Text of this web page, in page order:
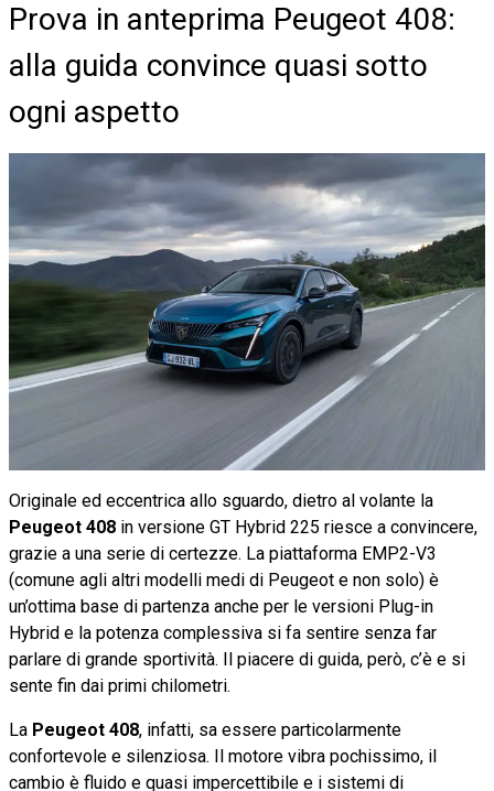
Prova in anteprima Peugeot 408:
alla guida convince quasi sotto
ogni aspetto
Originale ed eccentrica allo sguardo, dietro al volante la
Peugeot 408 in versione GT Hybrid 225 riesce a convincere,
grazie a una serie di certezze. La piattaforma EMP2-V3
(comune agli altri modelli medi di Peugeot e non solo) è
un’ottima base di partenza anche per le versioni Plug-in
Hybrid e la potenza complessiva si fa sentire senza far
parlare di grande sportività. Il piacere di guida, però, c’è e si
sente fin dai primi chilometri.
La Peugeot 408, infatti, sa essere particolarmente
confortevole e silenziosa. Il motore vibra pochissimo, il
cambio è fluido e quasi impercettibile e i sistemi di